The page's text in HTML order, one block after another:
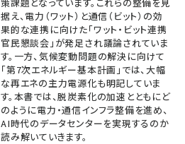
据え、電力（ワット）と通信（ビット）の効
果的な連携に向けた「ワット・ビット連携
官民懇談会」が発足され議論されていま
す。一方、気候変動問題の解決に向けて
「第7次エネルギー基本計画」では、大幅
な再エネの主力電源化も明記していま
す。本書では、脱炭素化の加速とともにど
のように電力・通信インフラ整備を進め、
AI時代のデータセンターを実現するのか
読み解いていきます。